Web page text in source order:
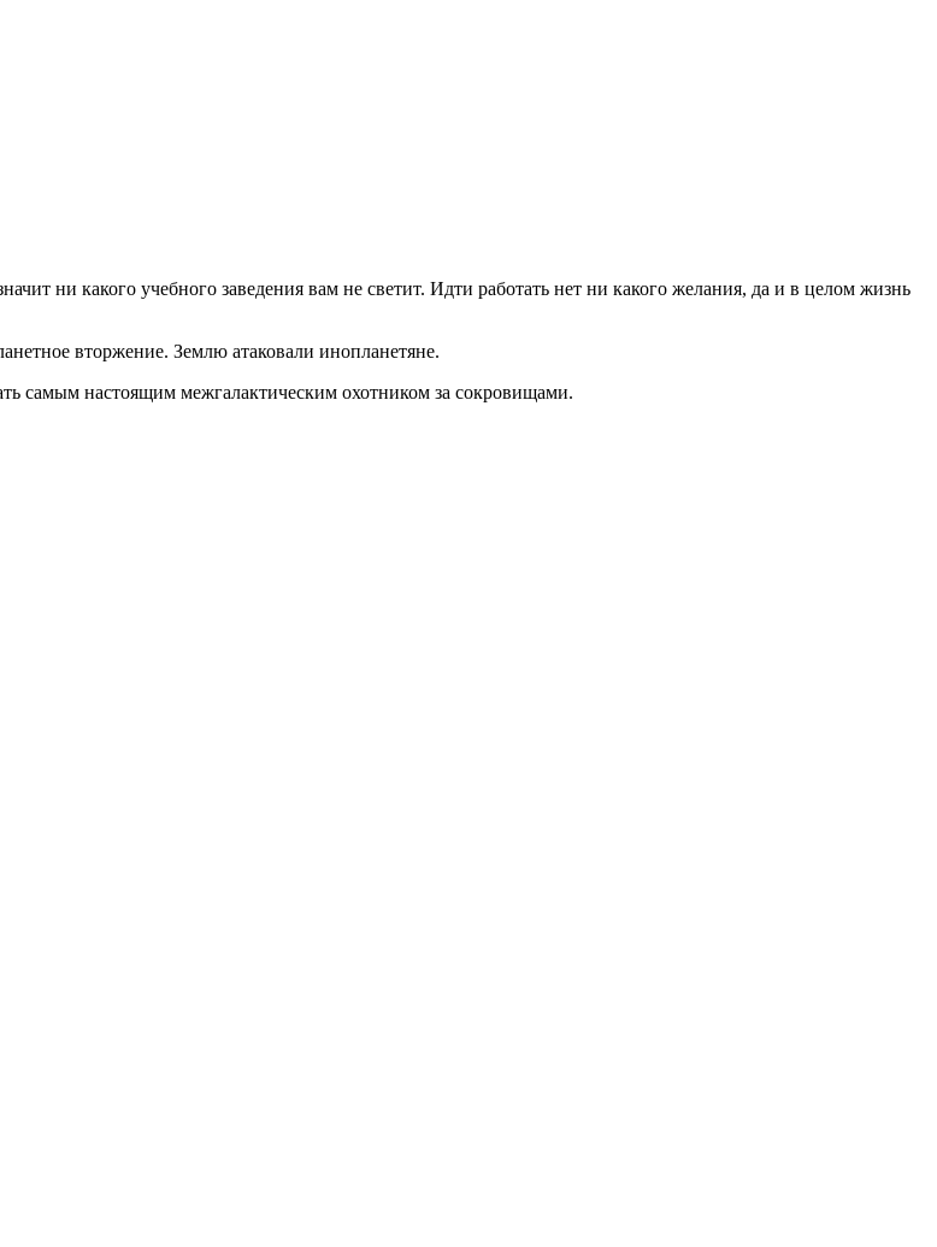
ни какого учебного заведения вам не светит. Идти работать нет ни какого желания, да и в целом жизнь
вторжение. Землю атаковали инопланетяне.
самым настоящим межгалактическим охотником за сокровищами.